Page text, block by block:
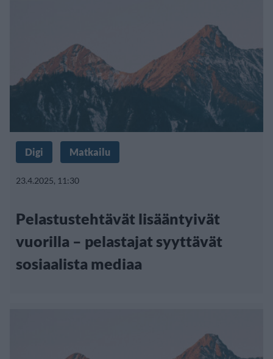
Digi Matkailu
23.4.2025, 11:30
Pelastustehtävät lisääntyivät
vuorilla – pelastajat syyttävät
sosiaalista mediaa